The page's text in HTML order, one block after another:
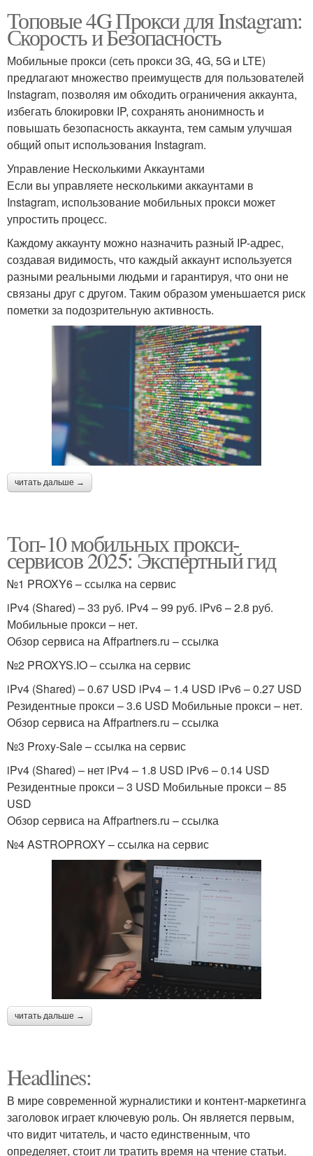
Топовые 4G Прокси для Instagram:
Скорость и Безопасность
Мобильные прокси (сеть прокси 3G, 4G, 5G и LTE)
предлагают множество преимуществ для пользователей
Instagram, позволяя им обходить ограничения аккаунта,
избегать блокировки IP, сохранять анонимность и
повышать безопасность аккаунта, тем самым улучшая
общий опыт использования Instagram.
Управление Несколькими Аккаунтами
Если вы управляете несколькими аккаунтами в
Instagram, использование мобильных прокси может
упростить процесс.
Каждому аккаунту можно назначить разный IP-адрес,
создавая видимость, что каждый аккаунт используется
разными реальными людьми и гарантируя, что они не
связаны друг с другом. Таким образом уменьшается риск
пометки за подозрительную активность.
читать дальше →
Топ-10 мобильных прокси-
сервисов 2025: Экспертный гид
№1 PROXY6 – ссылка на сервис
iPv4 (Shared) – 33 руб. iPv4 – 99 руб. iPv6 – 2.8 руб.
Мобильные прокси – нет.
Обзор сервиса на Affpartners.ru – ссылка
№2 PROXYS.IO – ссылка на сервис
iPv4 (Shared) – 0.67 USD iPv4 – 1.4 USD iPv6 – 0.27 USD
Резидентные прокси – 3.6 USD Мобильные прокси – нет.
Обзор сервиса на Affpartners.ru – ссылка
№3 Proxy-Sale – ссылка на сервис
iPv4 (Shared) – нет iPv4 – 1.8 USD iPv6 – 0.14 USD
Резидентные прокси – 3 USD Мобильные прокси – 85
USD
Обзор сервиса на Affpartners.ru – ссылка
№4 ASTROPROXY – ссылка на сервис
читать дальше →
Headlines:
В мире современной журналистики и контент-маркетинга
заголовок играет ключевую роль. Он является первым,
что видит читатель, и часто единственным, что
определяет, стоит ли тратить время на чтение статьи.